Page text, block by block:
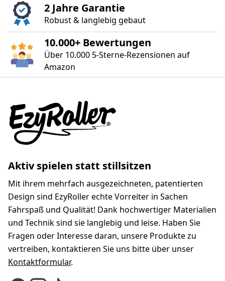
2 Jahre Garantie
Robust & langlebig gebaut
10.000+ Bewertungen
Über 10.000 5‑Sterne‑Rezensionen auf
Amazon
Aktiv spielen statt stillsitzen
Mit ihrem mehrfach ausgezeichneten, patentierten
Design sind EzyRoller echte Vorreiter in Sachen
Fahrspaß und Qualität! Dank hochwertiger Materialien
und Technik sind sie langlebig und leise. Haben Sie
Fragen oder Interesse daran, unsere Produkte zu
vertreiben, kontaktieren Sie uns bitte über unser
Kontaktformular.